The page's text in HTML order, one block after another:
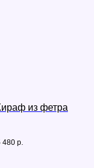
из фетра
480 р.